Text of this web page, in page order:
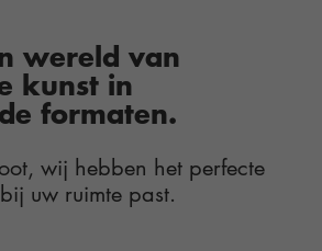
wereld van
kunst in
formaten.
wij hebben het perfecte
uw ruimte past.